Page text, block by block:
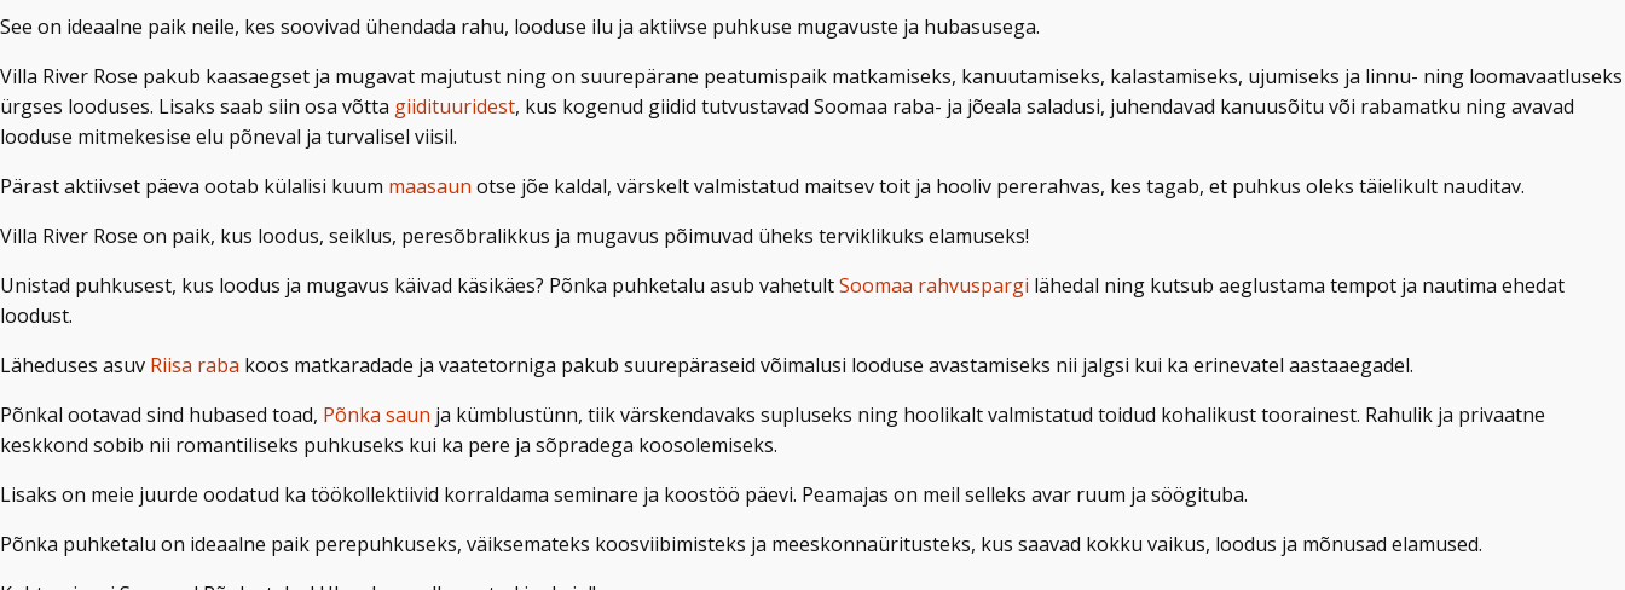
See on ideaalne paik neile, kes soovivad ühendada rahu, looduse ilu ja aktiivse puhkuse mugavuste ja hubasusega.
Villa River Rose pakub kaasaegset ja mugavat majutust ning on suurepärane peatumispaik matkamiseks, kanuutamiseks, kalastamiseks, ujumiseks ja linnu- ning loomavaatluseks
ürgses looduses. Lisaks saab siin osa võtta giidituuridest, kus kogenud giidid tutvustavad Soomaa raba- ja jõeala saladusi, juhendavad kanuusõitu või rabamatku ning avavad
looduse mitmekesise elu põneval ja turvalisel viisil.
Pärast aktiivset päeva ootab külalisi kuum maasaun otse jõe kaldal, värskelt valmistatud maitsev toit ja hooliv pererahvas, kes tagab, et puhkus oleks täielikult nauditav.
Villa River Rose on paik, kus loodus, seiklus, peresõbralikkus ja mugavus põimuvad üheks terviklikuks elamuseks!
Unistad puhkusest, kus loodus ja mugavus käivad käsikäes? Põnka puhketalu asub vahetultSoomaa rahvuspargi lähedal ning kutsub aeglustama tempot ja nautima ehedat
loodust.
Läheduses asuv Riisa raba koos matkaradade ja vaatetorniga pakub suurepäraseid võimalusi looduse avastamiseks nii jalgsi kui ka erinevatel aastaaegadel.
Põnkal ootavad sind hubased toad, Põnka saun ja kümblustünn, tiik värskendavaks supluseks ning hoolikalt valmistatud toidud kohalikust toorainest. Rahulik ja privaatne
keskkond sobib nii romantiliseks puhkuseks kui ka pere ja sõpradega koosolemiseks.
Lisaks on meie juurde oodatud ka töökollektiivid korraldama seminare ja koostöö päevi. Peamajas on meil selleks avar ruum ja söögituba.
Põnka puhketalu on ideaalne paik perepuhkuseks, väiksemateks koosviibimisteks ja meeskonnaüritusteks, kus saavad kokku vaikus, loodus ja mõnusad elamused.